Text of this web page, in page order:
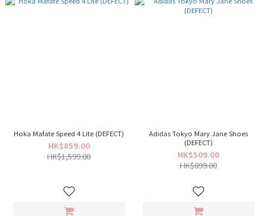
Hoka Mafate Speed 4 Lite (DEFECT)
HK$859.00
HK$1,599.00
Adidas Tokyo Mary Jane Shoes
(DEFECT)
HK$509.00
HK$899.00